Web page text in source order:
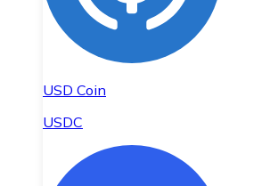
USD Coin
USDC